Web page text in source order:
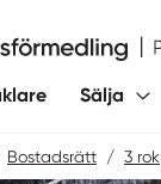
Sälja
Bostadsrätt / 3 rok